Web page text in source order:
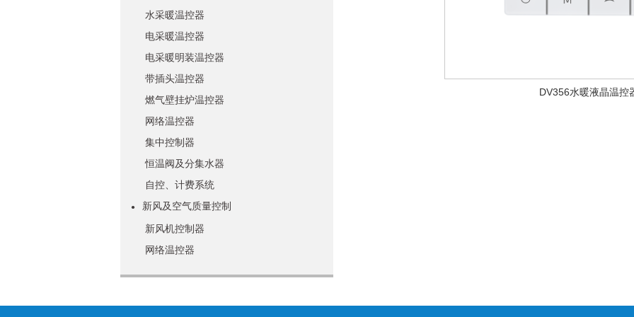
水采暖温控器
电采暖温控器
电采暖明装温控器
带插头温控器
燃气壁挂炉温控器
网络温控器
集中控制器
恒温阀及分集水器
自控、计费系统
●
新风及空气质量控制
新风机控制器
网络温控器
DV356水暖液晶温控